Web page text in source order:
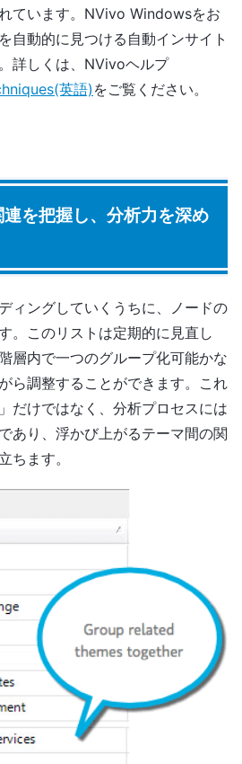
ています。NVivo Windowsをお
自動的に見つける自動インサイト
詳しくは、NVivoヘルプ
英語) をご覧ください。
を把握し、分析力を深め
ィングしていくうちに、ノードの
。このリストは定期的に見直し
層内で一つのグループ化可能かな
ら調整することができます。これ
だけではなく、分析プロセスには
あり、浮かび上がるテーマ間の関
ちます。